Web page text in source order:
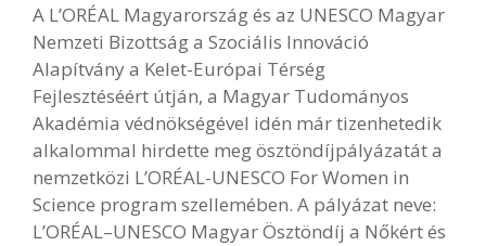
A L’ORÉAL Magyarország és az UNESCO Magyar
Nemzeti Bizottság a Szociális Innováció
Alapítvány a Kelet-Európai Térség
Fejlesztéséért útján, a Magyar Tudományos
Akadémia védnökségével idén már tizenhetedik
alkalommal hirdette meg ösztöndíjpályázatát a
nemzetközi L’ORÉAL-UNESCO For Women in
Science program szellemében. A pályázat neve:
L’ORÉAL–UNESCO Magyar Ösztöndíj a Nőkért és